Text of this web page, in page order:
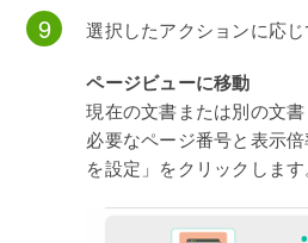
選択したアクションに応じ
ページビューに移動
現在の文書または別の文
必要なページ番号と表示
を設定」をクリックします